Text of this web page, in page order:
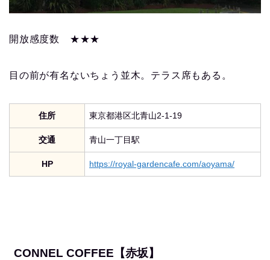
開放感度数 ★★★
目の前が有名ないちょう並木。テラス席もある。
住所 東京都港区北青山2-1-19
交通 青山一丁目駅
HP https://royal-gardencafe.com/aoyama/
CONNEL COFFEE【赤坂】